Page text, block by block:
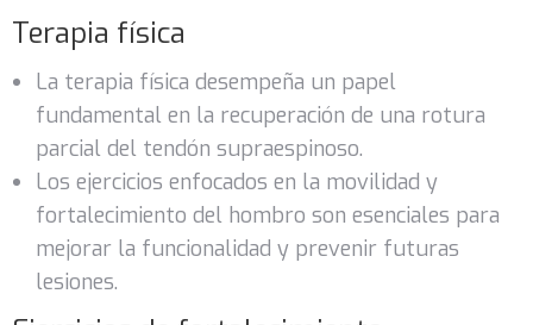
Terapia física
La terapia física desempeña un papel
fundamental en la recuperación de una rotura
parcial del tendón supraespinoso.
Los ejercicios enfocados en la movilidad y
fortalecimiento del hombro son esenciales para
mejorar la funcionalidad y prevenir futuras
lesiones.